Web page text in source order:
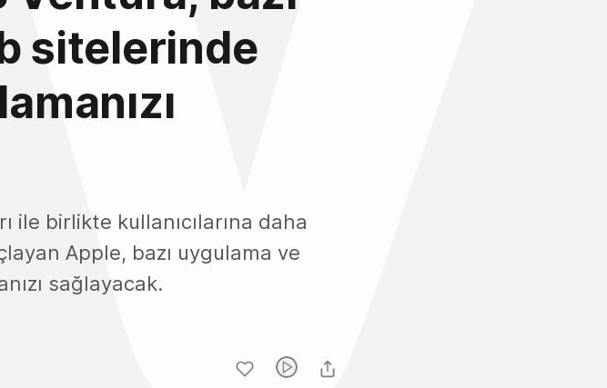
sitelerinde
birlikte kullanıcılarına daha
Apple, bazı uygulama ve
sağlayacak.